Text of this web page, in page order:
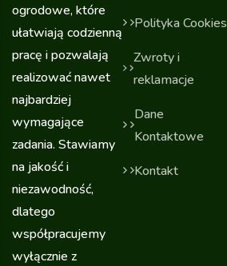
ogrodowe, które
ułatwiają codzienną
pracę i pozwalają
realizować nawet
najbardziej
wymagające
zadania. Stawiamy
na jakość i
niezawodność,
dlatego
współpracujemy
wyłącznie z
Polityka Cookies
Zwroty i
reklamacje
Dane
Kontaktowe
Kontakt